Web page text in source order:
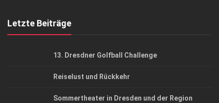
Letzte Beiträge
13. Dresdner Golfball Challenge
Reiselust und Rückkehr
Sommertheater in Dresden und der Region